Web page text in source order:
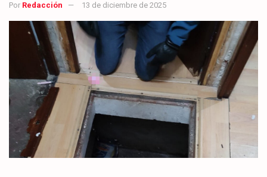
Por Redacción 13 de diciembre de 2025